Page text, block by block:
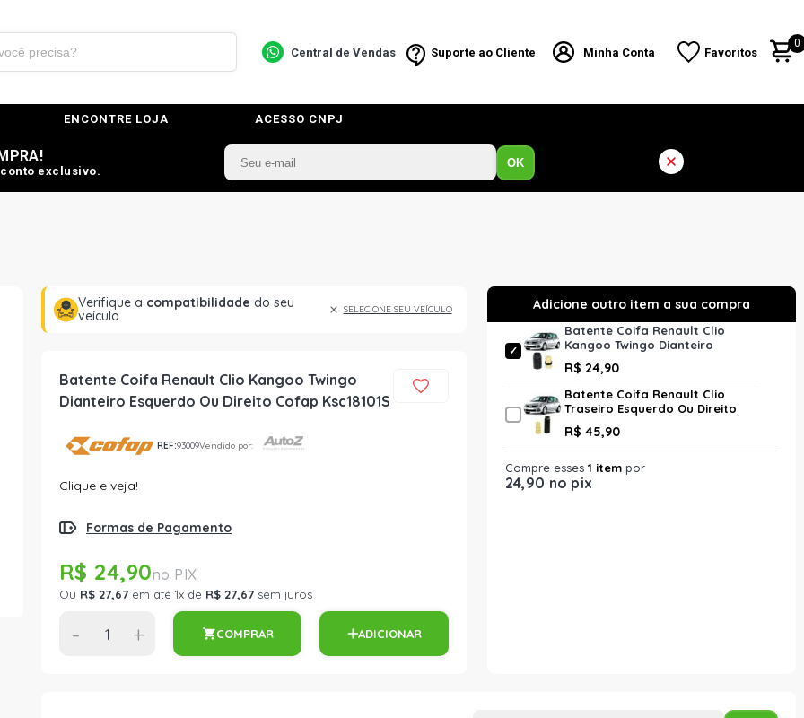
Central de Vendas Suporte ao Cliente Minha Conta Favoritos
0
ENCONTRE LOJA ACESSO CNPJ
exclusivo.
OK
Verifique a compatibilidade do seu
veículo
SELECIONE SEU VEÍCULO
Batente Coifa Renault Clio Kangoo Twingo
Dianteiro Esquerdo Ou Direito Cofap Ksc18101S
REF:93009Vendido por:
Clique e veja!
Formas de Pagamento
R$ 24,90
Ou R$ 27,67 em até 1x de R$ 27,67 sem juros
- + COMPRAR ADICIONAR
Batente Coifa Renault Clio
Kangoo Twingo Dianteiro
Esquerdo Ou Direito Cofap
Ksc18101S
R$ 24,90
Batente Coifa Renault Clio
Traseiro Esquerdo Ou Direito
Cofap Ksc18103S
R$ 45,90
Compre esses 1 itempor
24,90 no pix